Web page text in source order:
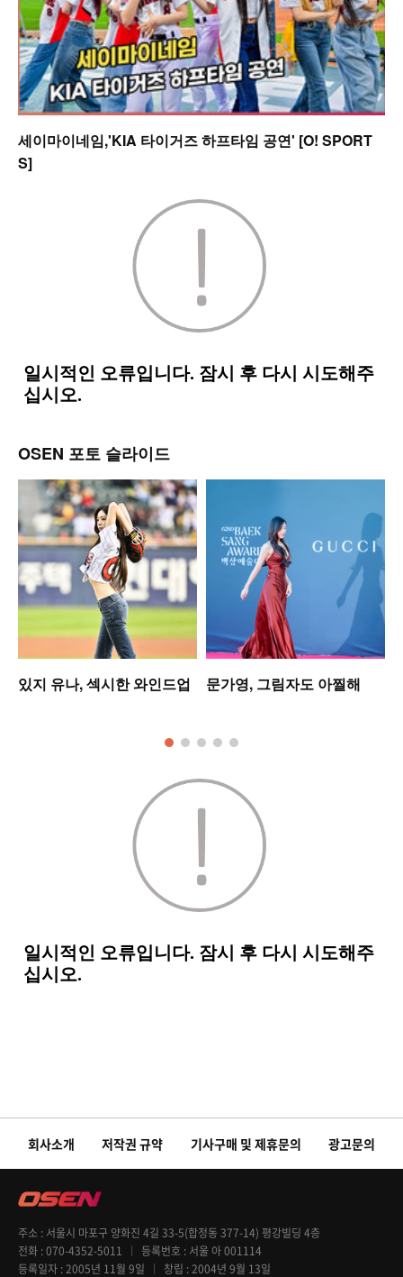
세이마이네임,'KIA 타이거즈 하프타임 공연' [O! SPORT
S]
OSEN 포토 슬라이드
있지 유나, 섹시한 와인드업 문가영, 그림자도 아찔해
회사소개 저작권 규약 기사구매 및 제휴문의 광고문의
주소
서울시 마포구 양화진 4길 33-5(합정동 377-14) 평강빌딩 4층
전화 070-4352-5011 등록번호
서울 아 001114
등록일자 2005년 11월 9일 창립 2004년 9월 13일